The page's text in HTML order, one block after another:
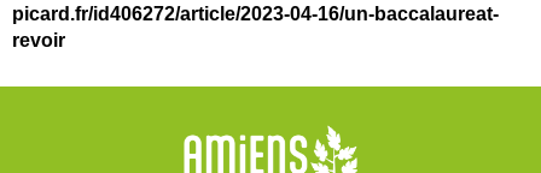
picard.fr/id406272/article/2023-04-16/un-baccalaureat-
revoir